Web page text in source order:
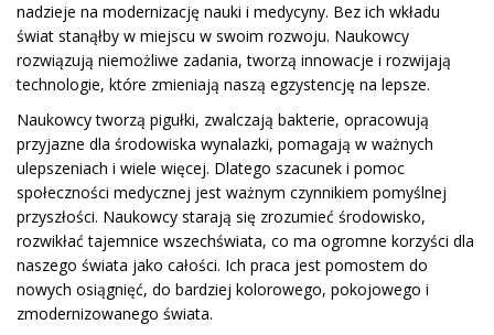
nadzieje na modernizację nauki i medycyny. Bez ich wkładu
świat stanąłby w miejscu w swoim rozwoju. Naukowcy
rozwiązują niemożliwe zadania, tworzą innowacje i rozwijają
technologie, które zmieniają naszą egzystencję na lepsze.
Naukowcy tworzą pigułki, zwalczają bakterie, opracowują
przyjazne dla środowiska wynalazki, pomagają w ważnych
ulepszeniach i wiele więcej. Dlatego szacunek i pomoc
społeczności medycznej jest ważnym czynnikiem pomyślnej
przyszłości. Naukowcy starają się zrozumieć środowisko,
rozwikłać tajemnice wszechświata, co ma ogromne korzyści dla
naszego świata jako całości. Ich praca jest pomostem do
nowych osiągnięć, do bardziej kolorowego, pokojowego i
zmodernizowanego świata.